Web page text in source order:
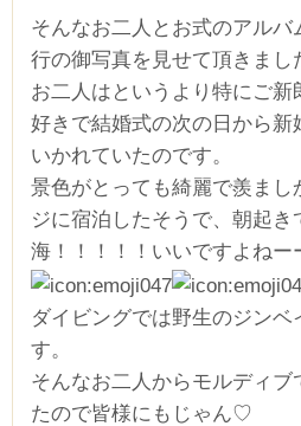
そんなお二人とお式のアル
行の御写真を見せて頂きまし
お二人はというより特にご
好きで結婚式の次の日から新
いかれていたのです。
景色がとっても綺麗で羨まし
ジに宿泊したそうで、朝起き
海！！！！！いいですよねー
ダイビングでは野生のジン
す。
そんなお二人からモルディ
たので皆様にもじゃん♡